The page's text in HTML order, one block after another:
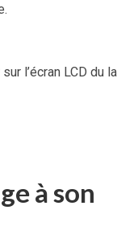
sur l’écran LCD du
à son